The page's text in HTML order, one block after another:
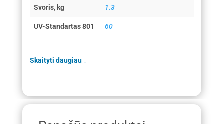
Svoris, kg 1.3
UV-Standartas 801 60
Skaityti daugiau ↓